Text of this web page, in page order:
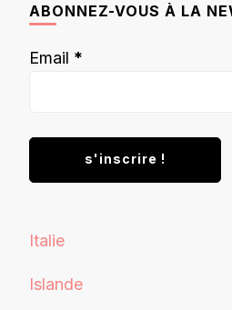
ABONNEZ-VOUS À LA
Email *
Italie
Islande